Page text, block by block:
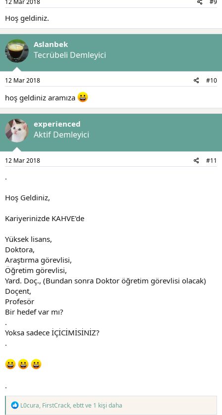
12 Mar 2018 #9
Hoş geldiniz.
Aslanbek
Tecrübeli Demleyici
12 Mar 2018 #10
hoş geldiniz aramıza
experienced
Aktif Demleyici
12 Mar 2018 #11
.
Hoş Geldiniz,
Kariyerinizde KAHVE'de
Yüksek lisans,
Doktora,
Araştırma görevlisi,
Öğretim görevlisi,
Yard. Doç., (Bundan sonra Doktor öğretim görevlisi olacak)
Doçent,
Profesör
Bir hedef var mı?
.
Yoksa sadece İÇİCİMİSİNİZ?
.
.
TL0cura, FirstCrack,ebttve 1 kişi daha